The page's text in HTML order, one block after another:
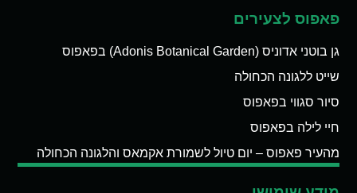
פאפוס לצעירים
גן בוטני אדוניס (Adonis Botanical Garden) בפאפוס
שייט ללגונה הכחולה
סיור סגווי בפאפוס
חיי לילה בפאפוס
מהעיר פאפוס – יום טיול לשמורת אקמאס והלגונה הכחולה